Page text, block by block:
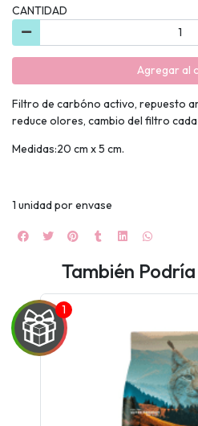
CANTIDAD
Agregar al
Filtro de carbóno activo, repuesto
reduce olores, cambio del filtro
Medidas:20 cm x 5 cm.
1 unidad por envase
También